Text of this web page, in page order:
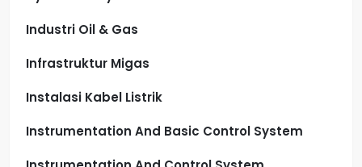
Industri Oil & Gas
Infrastruktur Migas
Instalasi Kabel Listrik
Instrumentation And Basic Control System